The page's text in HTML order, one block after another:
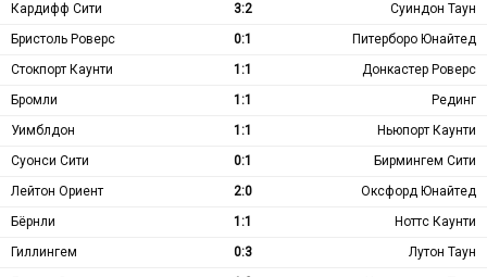
Кардифф Сити
3:2
Суиндон Таун
Бристоль Роверс
0:1
Питерборо Юнайтед
Стокпорт Каунти
1:1
Донкастер Роверс
Бромли
1:1
Рединг
Уимблдон
1:1
Ньюпорт Каунти
Суонси Сити
0:1
Бирмингем Сити
Лейтон Ориент
2:0
Оксфорд Юнайтед
Бёрнли
1:1
Ноттс Каунти
Гиллингем
0:3
Лутон Таун